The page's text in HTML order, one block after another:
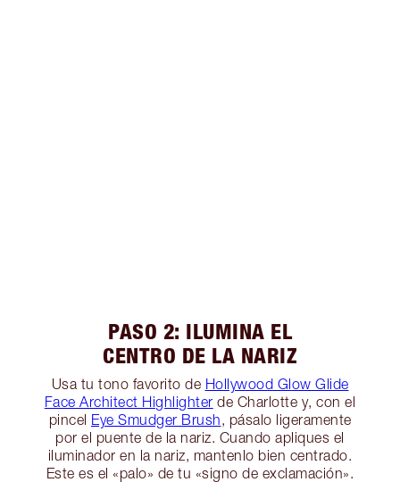
PASO 2: ILUMINA EL
CENTRO DE LA NARIZ
Usa tu tono favorito de Hollywood Glow Glide
Face Architect Highlighter de Charlotte y, con el
pincel Eye Smudger Brush , pásalo ligeramente
por el puente de la nariz. Cuando apliques el
iluminador en la nariz, mantenlo bien centrado.
Este es el «palo» de tu «signo de exclamación».